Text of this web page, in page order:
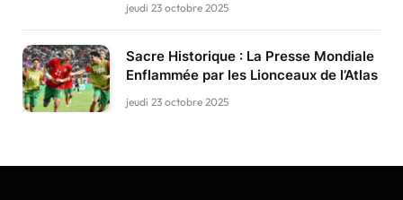
jeudi 23 octobre 2025
Sacre Historique : La Presse Mondiale
Enflammée par les Lionceaux de l’Atlas
jeudi 23 octobre 2025